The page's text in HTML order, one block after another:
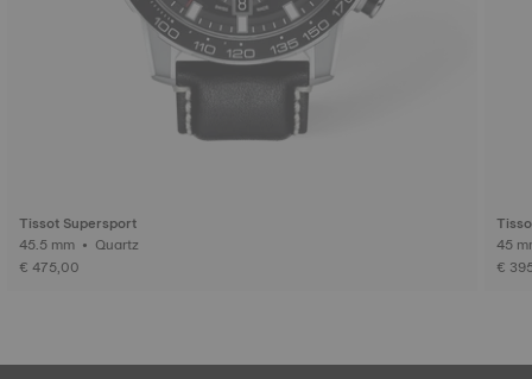
Tissot Supersport
45.5 mm • Quartz
€ 475,00
€